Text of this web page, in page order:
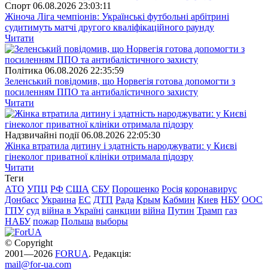
Спорт 06.08.2026 23:03:11
Жіноча Ліга чемпіонів: Українські футбольні арбітрині
судитимуть матчі другого кваліфікаційного раунду
Читати
Полiтика 06.08.2026 22:35:59
Зеленський повідомив, що Норвегія готова допомогти з
посиленням ППО та антибалістичного захисту
Читати
Надзвичайні події 06.08.2026 22:05:30
Жінка втратила дитину і здатність народжувати: у Києві
гінеколог приватної клініки отримала підозру
Читати
Теги
АТО УПЦ РФ США СБУ Порошенко Росія коронавирус
Донбасс Украина ЕС ДТП Рада Крым Кабмин Киев НБУ ООС
ГПУ суд війна в Україні санкции війна Путин Трамп газ
НАБУ пожар Польша выборы
© Copyright
2001—2026 FORUA. Редакція:
mail@for-ua.com